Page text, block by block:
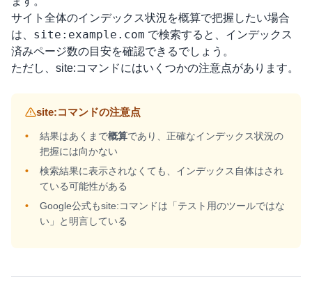
サイト全体のインデックス状況を概算で把握したい場合
は、 site:example.com で検索すると、インデックス
済みページ数の目安を確認できるでしょう。
ただし、site:コマンドにはいくつかの注意点があります。
site:コマンドの注意点
結果はあくまで概算であり、正確なインデックス状況の
把握には向かない
検索結果に表示されなくても、インデックス自体はされ
ている可能性がある
Google公式もsite:コマンドは「テスト用のツールではな
い」と明言している